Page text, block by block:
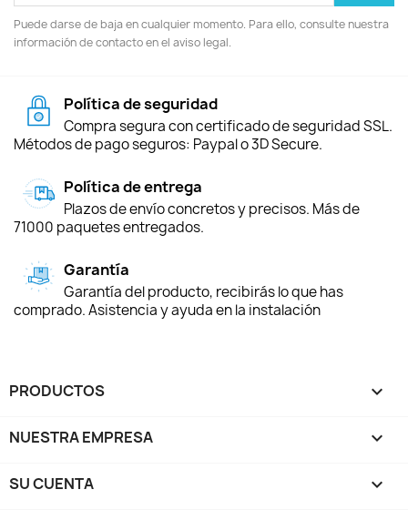
Puede darse de baja en cualquier momento. Para ello, consulte nuestra
información de contacto en el aviso legal.
Política de seguridad
Compra segura con certificado de seguridad SSL.
Métodos de pago seguros: Paypal o 3D Secure.
Política de entrega
Plazos de envío concretos y precisos. Más de
71000 paquetes entregados.
Garantía
Garantía del producto, recibirás lo que has
comprado. Asistencia y ayuda en la instalación
PRODUCTOS 
NUESTRA EMPRESA 
SU CUENTA 